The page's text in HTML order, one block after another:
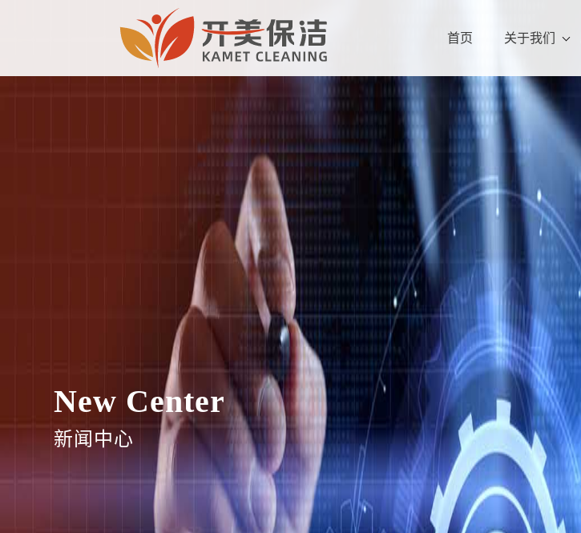
首页 关于我们
New Center
新闻中心